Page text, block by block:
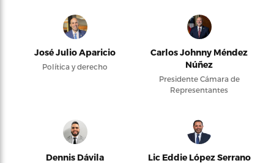
José Julio Aparicio
Política y derecho
Carlos Johnny Méndez
Núñez
Presidente Cámara de
Representantes
Dennis Dávila Lic Eddie López Serrano